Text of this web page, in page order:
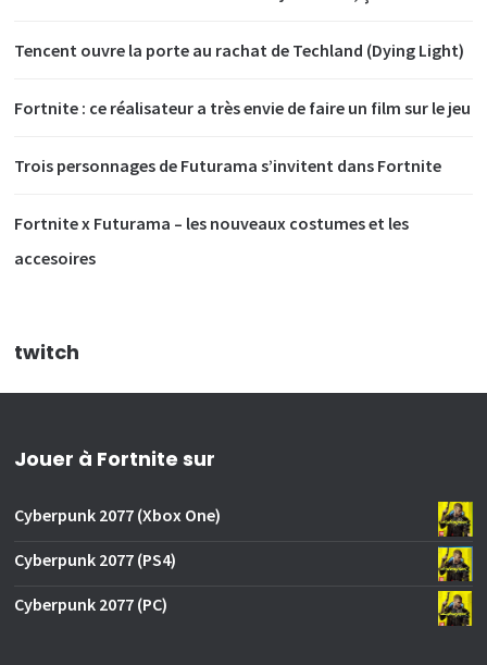
Tencent ouvre la porte au rachat de Techland (Dying Light)
Fortnite : ce réalisateur a très envie de faire un film sur le jeu
Trois personnages de Futurama s’invitent dans Fortnite
Fortnite x Futurama – les nouveaux costumes et les
accesoires
twitch
Jouer à Fortnite sur
Cyberpunk 2077 (Xbox One)
Cyberpunk 2077 (PS4)
Cyberpunk 2077 (PC)